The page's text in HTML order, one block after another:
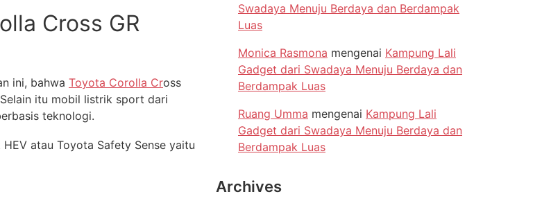
Cross GR
ini, bahwa Toyota Corolla Cross
itu mobil listrik sport dari
teknologi.
atau Toyota Safety Sense yaitu
Swadaya Menuju Berdaya dan Berdampak
Luas
Monica Rasmona mengenai Kampung Lali
Gadget dari Swadaya Menuju Berdaya dan
Berdampak Luas
Ruang Umma mengenai Kampung Lali
Gadget dari Swadaya Menuju Berdaya dan
Berdampak Luas
Archives